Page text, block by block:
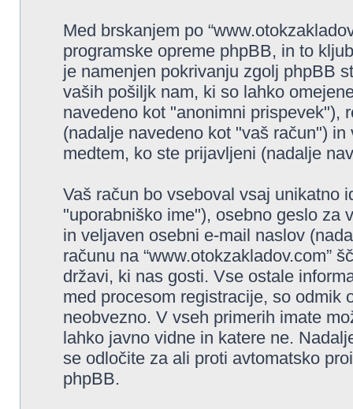
Med brskanjem po
programske opreme phpBB, in to
je namenjen pokrivanju zgolj phpBB
vaših pošiljk nam, ki so lahko
navedeno kot "anonimni prispevek"),
(nadalje navedeno kot "vaš račun")
medtem, ko ste prijavljeni (nadalje
Vaš račun bo vseboval vsaj unikatno
"uporabniško ime"), osebno geslo za
in veljaven osebni e-mail naslov
računu na “www.otokzakladov.com”
državi, ki nas gosti. Vse ostale
med procesom registracije, so odmik
neobvezno. V vseh primerih imate
lahko javno vidne in katere ne.
se odločite za ali proti avtomatsko
phpBB.